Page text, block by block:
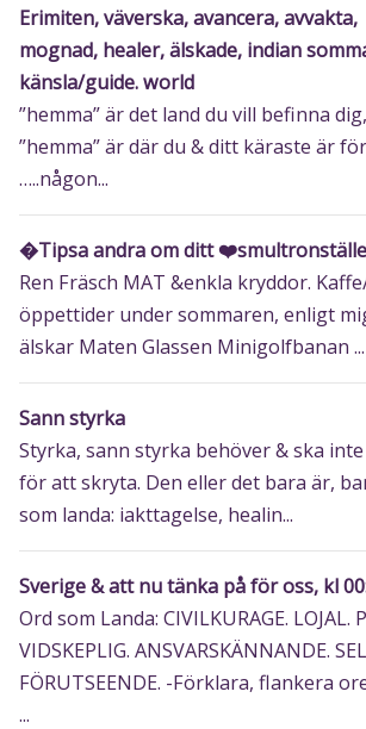
Erimiten, väverska, avancera, avvakta,
mognad, healer, älskade, indian
känsla/guide. world
”hemma” är det land du vill befinna
”hemma” är där du & ditt käraste är
…..någon...
�️Tipsa andra om ditt
Ren Fräsch MAT &enkla kryddor.
öppettider under sommaren, enligt
älskar Maten Glassen Minigolfbanan ...
Sann styrka
Styrka, sann styrka behöver & ska
för att skryta. Den eller det bara är,
som landa: iakttagelse, healin...
Sverige & att nu tänka på för oss, kl
Ord som Landa: CIVILKURAGE. LOJAL.
VIDSKEPLIG. ANSVARSKÄNNANDE.
FÖRUTSEENDE. -Förklara, flankera
...